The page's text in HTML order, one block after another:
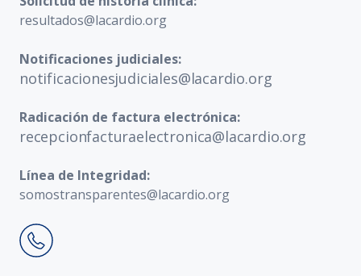
resultados@lacardio.org
Notificaciones judiciales:
notificacionesjudiciales@lacardio.org
Radicación de factura electrónica:
recepcionfacturaelectronica@lacardio.org
Línea de Integridad:
somostransparentes@lacardio.org